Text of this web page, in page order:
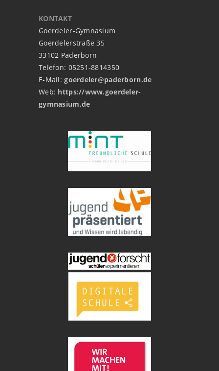
KONTAKT
Goerdeler-Gymnasium
Goerdelerstraße 35
33102 Paderborn
Telefon: 05251-8814350
E-Mail:goerdeler@paderborn.de
Web: https://www.goerdeler-
gymnasium.de